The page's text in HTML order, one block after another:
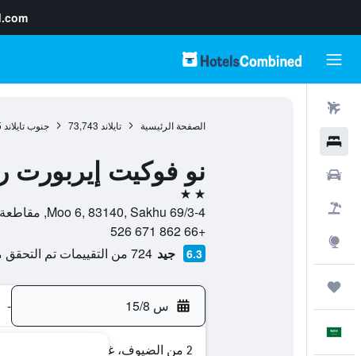
الصفحة الرئيسية تايلاند 73,743 جنوب تايلاند
نو فوكيت إيربورت
2 نجمتين
69/3-4 Moo 6, 83140, Sakhu, مقاطعة بوكيت, تايلاند
+66 862 671 526
6.3 جيد 724 من التقييمات تم التحقق منها
س 15/8 -
2 من الضيوف، غرفة واحدة